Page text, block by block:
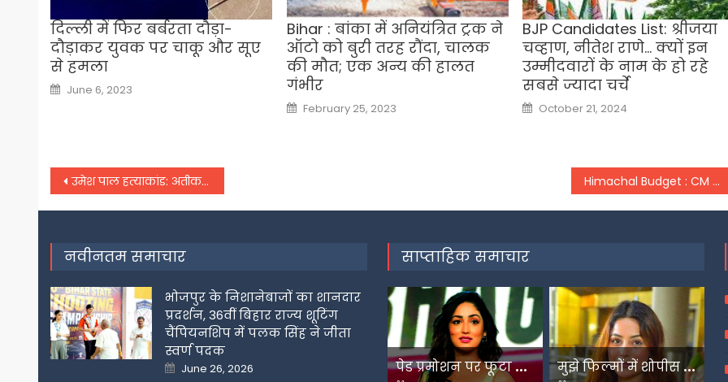
दिल्ली में फिर बर्बरता दौड़ा-
दौड़ाकर युवक पर चाकू और सूए
से हमला
Posted
on
June 6, 2023
Bihar : बांका में अनियंत्रित ट्रक ने
ऑटो को बुरी तरह रौंदा, चालक
की मौत; एक अन्य की हालत
गंभीर
Posted
on
February 25, 2023
BJP Candidates List: श्रीजया
चव्हाण, नीतेश राणे… क्यों इन
उम्मीदवारों के नाम के हो रहे
सबसे ज्यादा चर्चे
Posted
on
October 21, 2024
Post
navigation
उमेश पाल हत्‍याकांड: अतीक अहमद के बेटे को नेपाल पहुंचाने वाले कारोबारी को एसटीएफ ने उठाया, पूछताछ जारी Himachal Budget : CM सुखविंद्र सिंह सुक्खू ने बजट में किया ऐलान, कॉलेज पास आउट करते ही मिलेगी नौकरी
नवीनतम समाचार
भोजपुर के निशानेबाजों का शानदार
प्रदर्शन, 36वीं बिहार राज्य शूटिंग
चैंपियनशिप में पलक सिंह ने जीता
स्वर्ण पदक
Posted
on
June 26, 2026
साप्ताहिक समाचार
प
ेड प्रमोशन पर फूटा यामी गौतम का गुस्सा म
ुझे फिल्मों में शोपीस की तरह इस्तेमाल किया गया-शहनाज गिल